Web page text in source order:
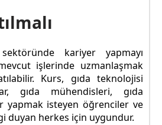
kariyer yapmayı
işlerinde uzmanlaşmak
Kurs, gıda teknolojisi
gıda mühendisleri, gıda
yapmak isteyen öğrenciler ve
duyan herkes için uygundur.